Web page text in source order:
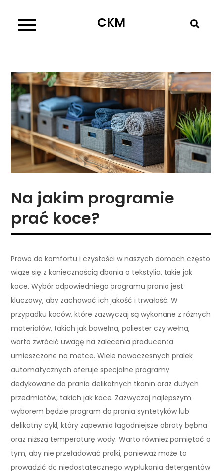
content
CKM
Na jakim programie
prać koce?
Prawo do komfortu i czystości w naszych domach często
wiąże się z koniecznością dbania o tekstylia, takie jak
koce. Wybór odpowiedniego programu prania jest
kluczowy, aby zachować ich jakość i trwałość. W
przypadku koców, które zazwyczaj są wykonane z różnych
materiałów, takich jak bawełna, poliester czy wełna,
warto zwrócić uwagę na zalecenia producenta
umieszczone na metce. Wiele nowoczesnych pralek
automatycznych oferuje specjalne programy
dedykowane do prania delikatnych tkanin oraz dużych
przedmiotów, takich jak koce. Zazwyczaj najlepszym
wyborem będzie program do prania syntetyków lub
delikatny cykl, który zapewnia łagodniejsze obroty bębna
oraz niższą temperaturę wody. Warto również pamiętać o
tym, aby nie przeładować pralki, ponieważ może to
prowadzić do niedostatecznego wypłukania detergentów